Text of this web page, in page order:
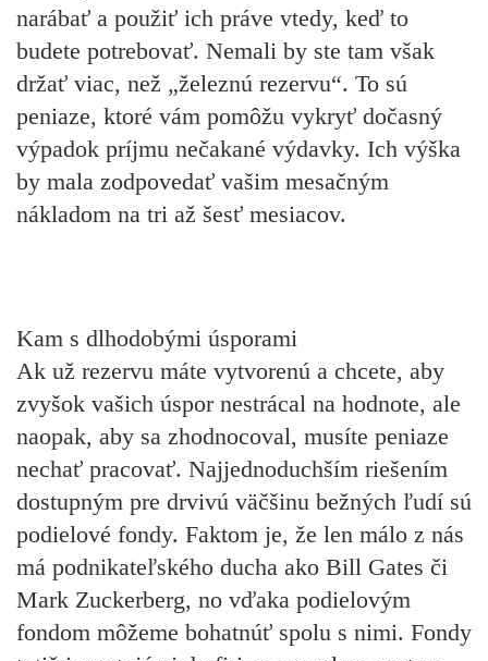
narábať a použiť ich práve vtedy, keď to
budete potrebovať. Nemali by ste tam však
držať viac, než „železnú rezervu“. To sú
peniaze, ktoré vám pomôžu vykryť dočasný
výpadok príjmu nečakané výdavky. Ich výška
by mala zodpovedať vašim mesačným
nákladom na tri až šesť mesiacov.
Kam s dlhodobými úsporami
Ak už rezervu máte vytvorenú a chcete, aby
zvyšok vašich úspor nestrácal na hodnote, ale
naopak, aby sa zhodnocoval, musíte peniaze
nechať pracovať. Najjednoduchším riešením
dostupným pre drvivú väčšinu bežných ľudí sú
podielové fondy. Faktom je, že len málo z nás
má podnikateľského ducha ako Bill Gates či
Mark Zuckerberg, no vďaka podielovým
fondom môžeme bohatnúť spolu s nimi. Fondy